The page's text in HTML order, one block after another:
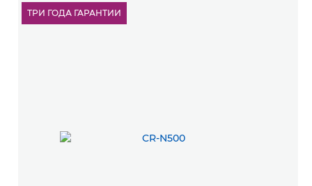
ТРИ ГОДА ГАРАНТИИ